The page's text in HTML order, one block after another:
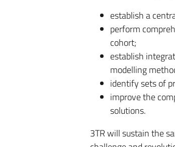
establish a
perform
cohort;
establish
modelling
identify sets of
improve the
solutions.
3TR will sustain the